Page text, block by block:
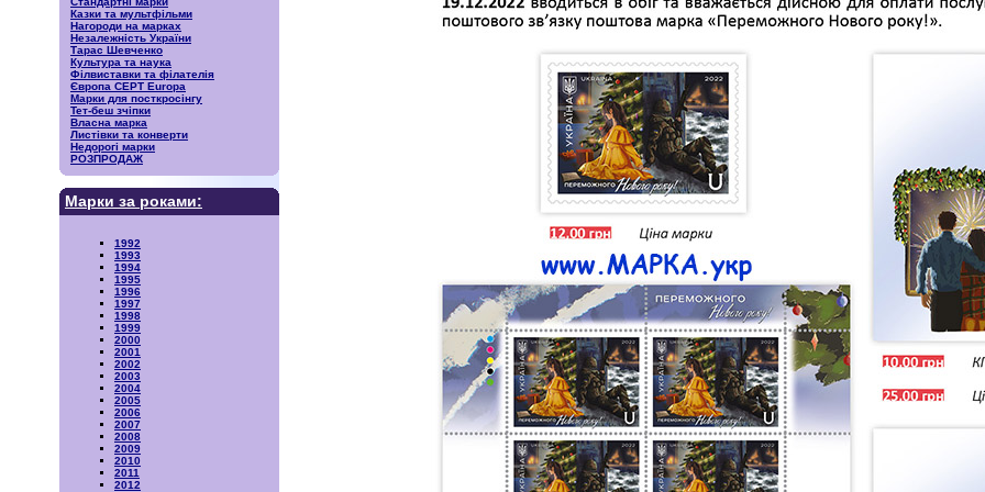
Казки та мультфільми
Нагороди на марках
Незалежність України
Тарас Шевченко
Культура та наука
Філвиставки та філателія
Європа CEPT Europa
Марки для посткросінгу
Тет-беш зчіпки
Власна марка
Листівки та конверти
Недорогі марки
РОЗПРОДАЖ
Марки за роками:
1992
1993
1994
1995
1996
1997
1998
1999
2000
2001
2002
2003
2004
2005
2006
2007
2008
2009
2010
2011
2012